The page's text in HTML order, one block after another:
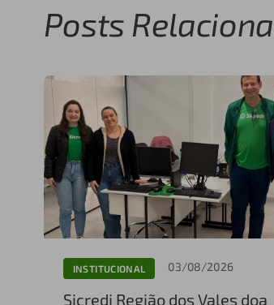
Posts
INSTITUCIONAL 03/08/2026
Sicredi Região dos Vales doa